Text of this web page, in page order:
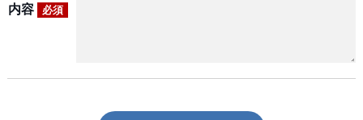
内容 必須